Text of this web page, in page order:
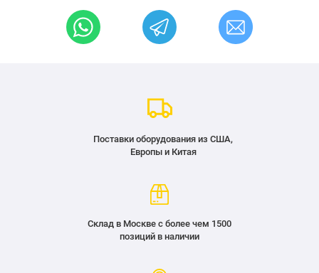
Поставки оборудования из США,
Европы и Китая
Склад в Москве с более чем 1500
позиций в наличии